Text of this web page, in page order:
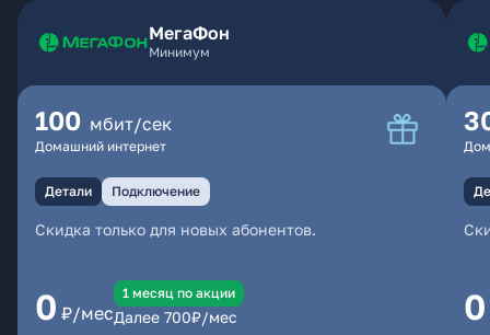
МегаФон
Минимум
100 мбит/сек
Домашний интернет
Детали Подключение
Скидка только для новых абонентов.
0 ₽/мес
1 месяц по акции
Далее 700₽/мес 0